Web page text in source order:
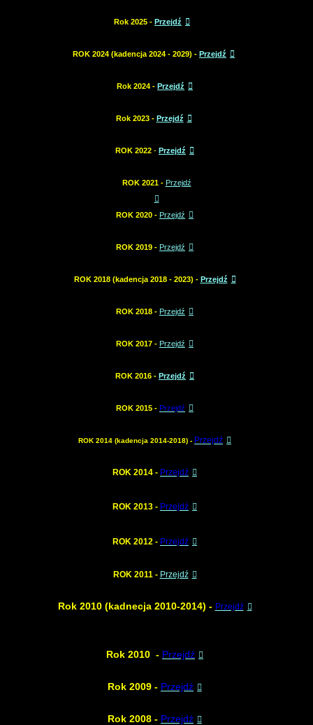
Rok 2025 - Przejdź
ROK 2024 (kadencja 2024 - 2029) - Przejdź
Rok 2024 - Przejdź
Rok 2023 - Przejdź
ROK 2022 - Przejdź
ROK 2021 - Przejdź
ROK 2020 - Przejdź
ROK 2019 - Przejdź
ROK 2018 (kadencja 2018 - 2023) - Przejdź
ROK 2018 - Przejdź
ROK 2017 - Przejdź
ROK 2016 - Przejdź
ROK 2015 - Przejdź
ROK 2014 (kadencja 2014-2018) - Przejdź
ROK 2014 - Przejdź
ROK 2013 - Przejdź
ROK 2012 - Przejdź
ROK 2011 - Przejdź
Rok 2010 (kadnecja 2010-2014) - Przejdź
Rok 2010 - Przejdź
Rok 2009 - Przejdź
Rok 2008 - Przejdź